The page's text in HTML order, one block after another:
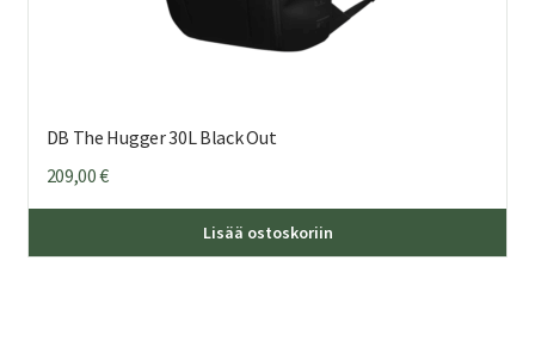
DB The Hugger 30L Black Out
209,00€
Lisää ostoskoriin